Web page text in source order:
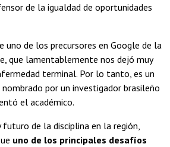
de la igualdad de oportunidades
uno de los precursores en Google de la
que lamentablemente nos dejó muy
terminal. Por lo tanto, es un
por un investigador brasileño
el académico.
de la disciplina en la región,
uno de los principales desafíos